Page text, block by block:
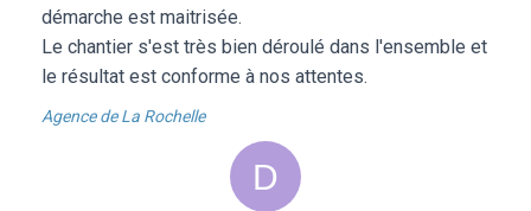
démarche est maitrisée.
Le chantier s'est très bien déroulé dans l'ensemble et
le résultat est conforme à nos attentes.
Agence de La Rochelle